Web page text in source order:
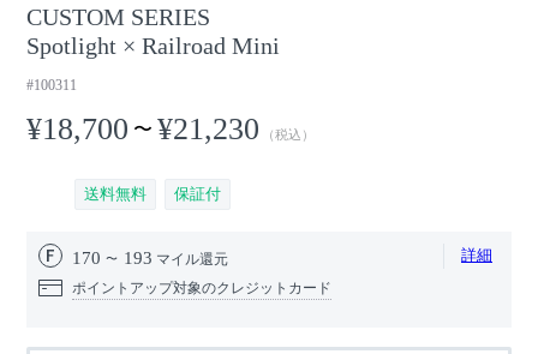
CUSTOM SERIES
Spotlight × Railroad Mini
#100311
¥18,700 〜 ¥21,230 （税込）
送料無料 保証付
170 193 マイル還元 詳細
ポイントアップ対象のクレジットカード